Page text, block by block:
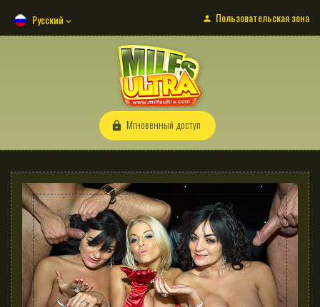
Русский Пользовательская зона
Мгновенный доступ